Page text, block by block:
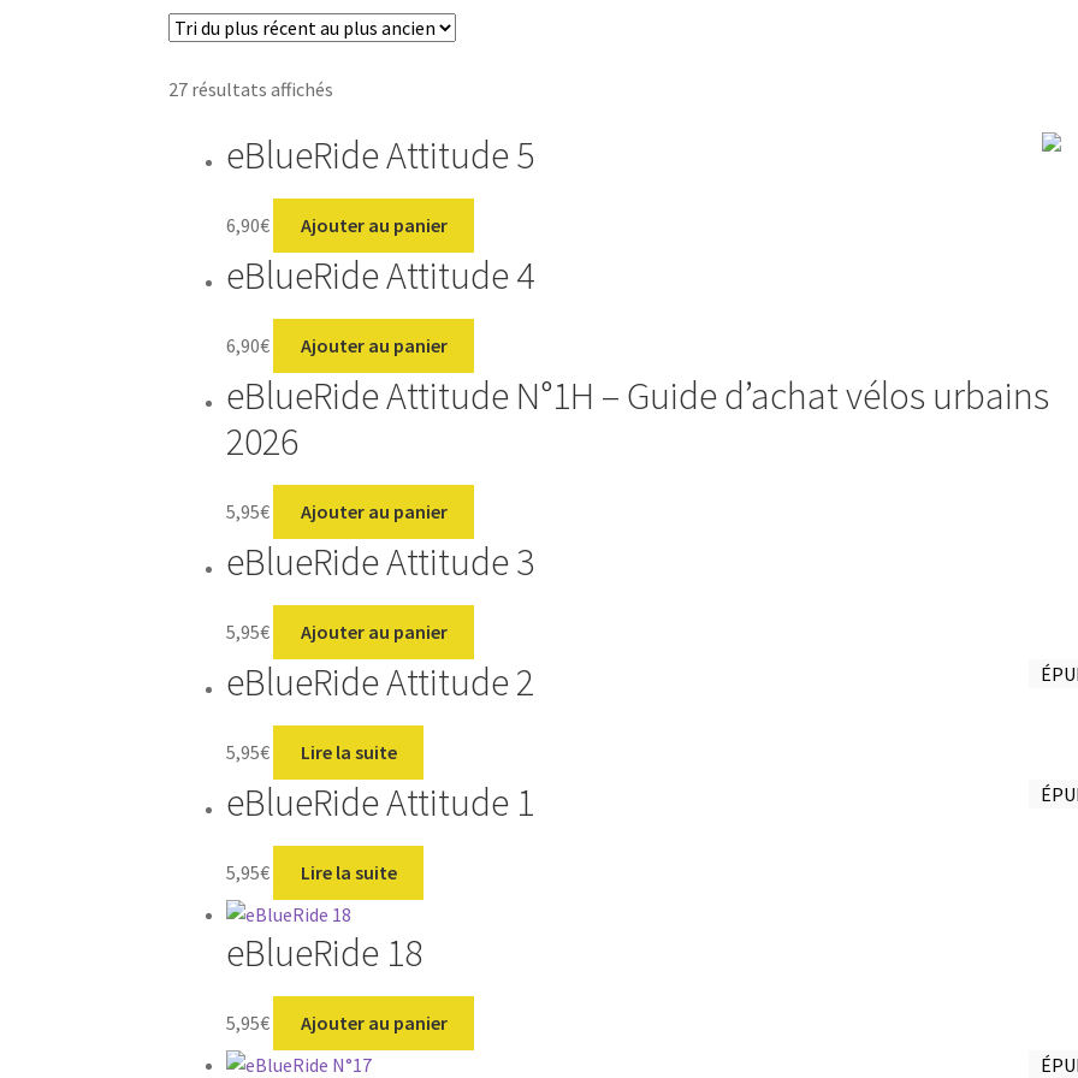
27 résultats affichés
plus
plus
ancien
eBlueRide Attitude 5
6,90€ Ajouter au panier
eBlueRide Attitude 4
6,90€ Ajouter au panier
eBlueRide Attitude N°1H – Guide d’achat vélos urbains
2026
5,95€ Ajouter au panier
eBlueRide Attitude 3
5,95€
Ajouter au panier
eBlueRide Attitude 2
5,95€
Lire la suite
eBlueRide Attitude 1
5,95€ Lire la suite
eBlueRide 18
5,95€
Ajouter au panier